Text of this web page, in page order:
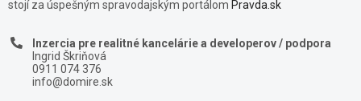
stojí za úspešným spravodajským portálom Pravda.sk
Inzercia pre realitné kancelárie a developerov / podpora
Ingrid Škriňová
0911 074 376
info@domire.sk